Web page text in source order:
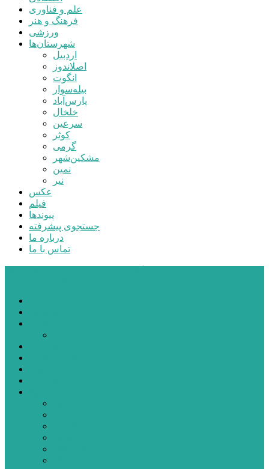
علم و فناوری
فرهنگ و هنر
ورزشی
شهرستان‌ها
اردبیل
اصلاندوز
انگوت
بیله‌سوار
پارس‌آباد
خلخال
سرعین
کوثر
گرمی
مشکین‌شهر
نمین
نیر
عکس
فیلم
پیوندها
جستجوی پیشرفته
درباره ما
تماس با ما